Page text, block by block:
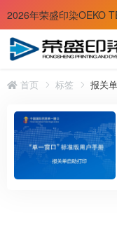
2026年荣盛印染OEKO
首页 标签 报关单